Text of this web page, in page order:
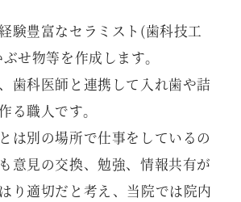
験豊富なセラミスト(歯科技工
せ物等を作成します。
歯科医師と連携して入れ歯や詰
る職人です。
は別の場所で仕事をしているの
意見の交換、勉強、情報共有が
り適切だと考え、当院では院内